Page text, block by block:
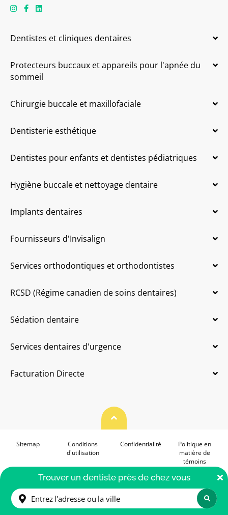
Trouver un dentiste près de chez vous
Dentistes et cliniques dentaires
Protecteurs buccaux et appareils pour l'apnée du
sommeil
Chirurgie buccale et maxillofaciale
Dentisterie esthétique
Dentistes pour enfants et dentistes pédiatriques
Hygiène buccale et nettoyage dentaire
Implants dentaires
Fournisseurs d'Invisalign
Services orthodontiques et orthodontistes
RCSD (Régime canadien de soins dentaires)
Sédation dentaire
Services dentaires d'urgence
Facturation Directe
© 2026. allodent.ca. Tous droits réservés.
Haut de page
Sitemap
Conditions
d'utilisation
Confidentialité
Politique en
matière de
témoins
Accessibilité